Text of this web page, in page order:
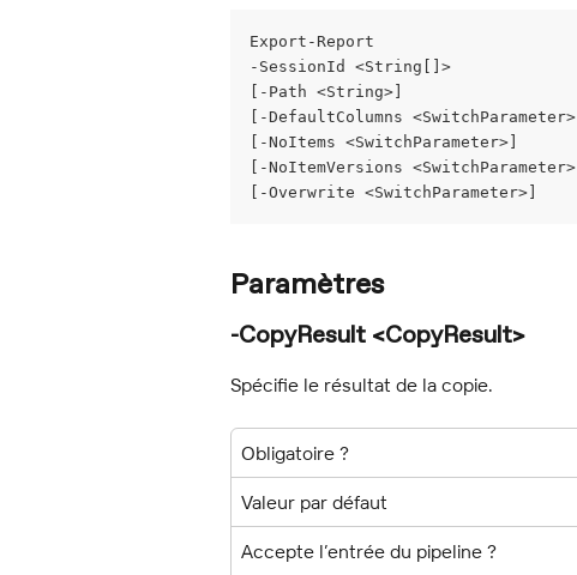
Export-Report
-SessionId <String[]>
[-Path <String>]
[-DefaultColumns <SwitchParameter>]
[-NoItems <SwitchParameter>]
[-NoItemVersions <SwitchParameter>]
[-Overwrite <SwitchParameter>]
Paramètres
-CopyResult <CopyResult>
Spécifie le résultat de la copie.
Obligatoire ?
Valeur par défaut
Accepte l’entrée du pipeline ?